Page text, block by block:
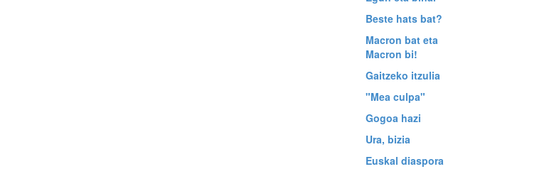
Beste hats bat?
Macron bat eta
Macron bi!
Gaitzeko itzulia
"Mea culpa"
Gogoa hazi
Ura, bizia
Euskal diaspora